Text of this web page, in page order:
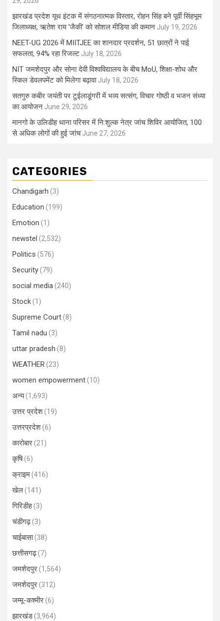
झारखंड प्रदेश यूथ इंटक में संगठनात्मक विस्तार, रोहन सिंह बने पूर्वी सिंहभूम
जिलाध्यक्ष, ऋतेश राय ‘जैकी’ को सोशल मीडिया की कमान July 19, 2026
NEET-UG 2026 में MIITJEE का शानदार प्रदर्शन, 51 छात्रों ने पाई
सफलता, 94% रहा रिजल्ट July 18, 2026
NIT जमशेदपुर और सोना देवी विश्वविद्यालय के बीच MoU, शिक्षा-शोध और
स्किल डेवलपमेंट को मिलेगा बढ़ावा July 18, 2026
सतगुरु कबीर जयंती पर टुईलाडूंगरी में भव्य सत्संग, विचार गोष्ठी व भजन संध्या
का आयोजन June 29, 2026
मानगो के उलिडीह थाना परिसर में नि:शुल्क नेत्र जांच शिविर आयोजित, 100
से अधिक लोगों की हुई जांच June 27, 2026
CATEGORIES
Chandigarh (3)
Education (199)
Emotion (1)
newstel (2,532)
Politics (576)
Security(79)
social media(240)
Stock(1)
Supreme Court(8)
Tamil nadu (3)
uttar pradesh (8)
WEATHER(23)
women empowerment(10)
अन्य(1,693)
उत्तर प्रदेश(19)
उत्तरप्रदेश(6)
कारोबार(21)
कृषि(6)
क्राइम(416)
खेल(141)
गिरिडीह(3)
चंडीगढ़(3)
चाईबासा(38)
छत्तीसगढ़(7)
जमशेदपुर(1,564)
जमशेदपुर(312)
जम्मू-कश्मीर(6)
झारखंड(3,964)